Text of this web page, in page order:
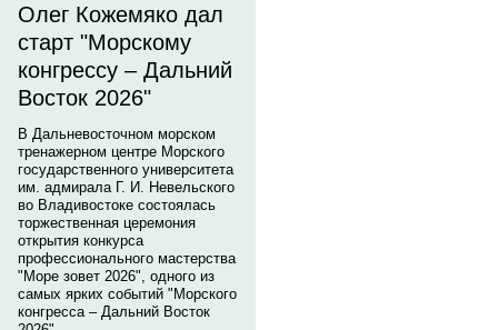
Олег Кожемяко дал
старт "Морскому
конгрессу – Дальний
Восток 2026"
В Дальневосточном морском
тренажерном центре Морского
государственного университета
им. адмирала Г. И. Невельского
во Владивостоке состоялась
торжественная церемония
открытия конкурса
профессионального мастерства
"Море зовет 2026", одного из
самых ярких событий "Морского
конгресса – Дальний Восток